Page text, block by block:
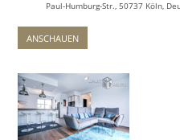
Paul-Humburg-Str., 50737 Köln,
ANSCHAUEN